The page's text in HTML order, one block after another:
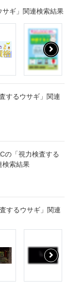
サギ」関連検索結果
するウサギ」関連
の「視力検査する
検索結果
するウサギ」関連